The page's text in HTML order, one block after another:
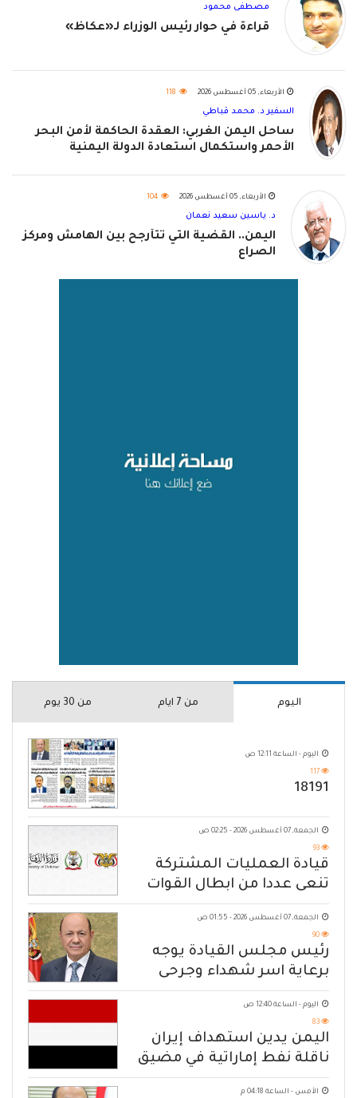
مصطفى محمود
قراءة في حوار رئيس الوزراء لـ«عكاظ»
الأربعاء, 05 أغسطس 2026 118
السفير د. محمد قباطي
ساحل اليمن الغربي: العقدة الحاكمة لأمن البحر
الأحمر واستكمال استعادة الدولة اليمنية
الأربعاء, 05 أغسطس 2026 104
د. ياسين سعيد نعمان
اليمن.. القضية التي تتأرجح بين الهامش ومركز
الصراع
اليوم من 7 ايام من 30 يوم
اليوم - الساعة 12:11 ص
117
18191
الجمعة, 07 أغسطس 2026 - 02:25 ص
93
قيادة العمليات المشتركة
تنعى عددا من ابطال القوات
المسلحة
الجمعة, 07 أغسطس 2026 - 01:55 ص
90
رئيس مجلس القيادة يوجه
برعاية اسر شهداء وجرحى
الهجوم الإرهابي الحوثي والرد
الحازم على مصدر التهديد
اليوم - الساعة 12:40 ص
83
اليمن يدين استهداف إيران
ناقلة نفط إماراتية في مضيق
هرمز
الأمس - الساعة 04:18 م